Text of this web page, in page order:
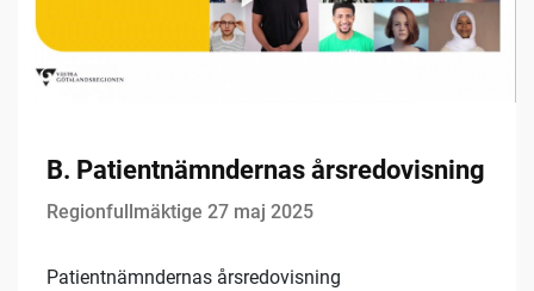
B. Patientnämndernas årsredovisning
Regionfullmäktige 27 maj 2025
Patientnämndernas årsredovisning